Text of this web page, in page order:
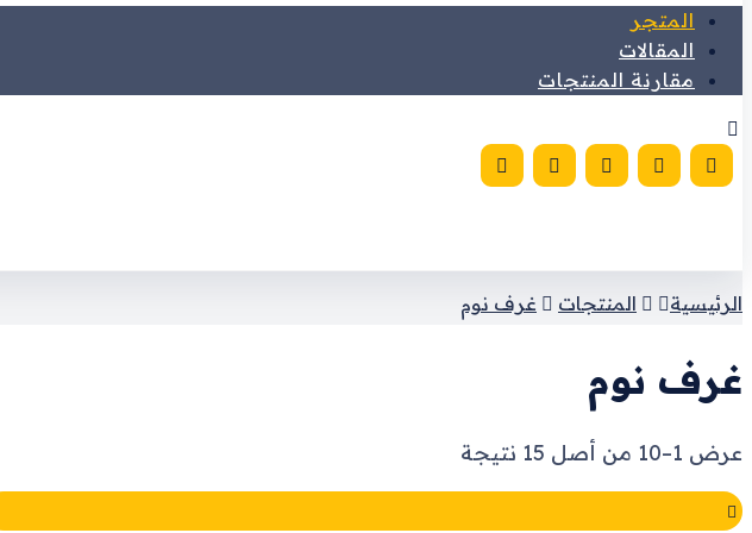
المتجر
المقالات
مقارنة المنتجات
الرئيسية المنتجات غرف نوم
غرف نوم
عرض 1–10 من أصل 15 نتيجة
الفرز